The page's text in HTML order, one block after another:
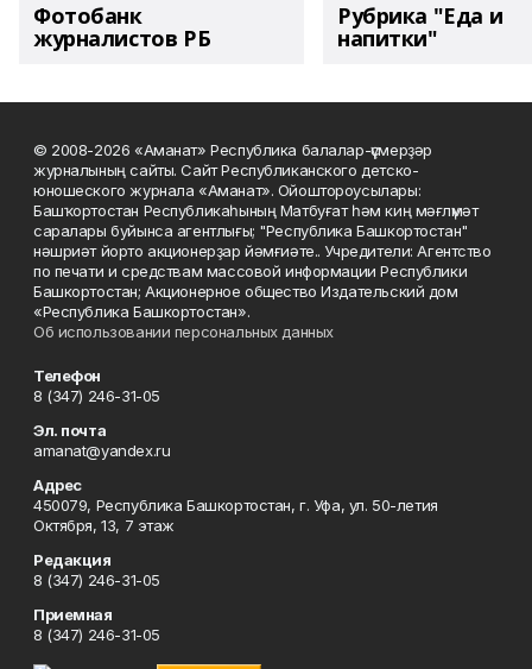
Фотобанк
журналистов РБ
Рубрика "Еда и
напитки"
© 2008-2026 «Аманат» Республика балалар-үҫмерҙәр
журналының сайты. Сайт Республиканского детско-
юношеского журнала «Аманат». Ойоштороусылары:
Башҡортостан Республикаһының Матбуғат һәм киң мәғлүмәт
саралары буйынса агентлығы; "Республика Башкортостан"
нәшриәт йорто акционерҙар йәмғиәте.. Учредители: Агентство
по печати и средствам массовой информации Республики
Башкортостан; Акционерное общество Издательский дом
«Республика Башкортостан».
Об использовании персональных данных
Телефон
8 (347) 246-31-05
Эл. почта
amanat@yandex.ru
Адрес
450079, Республика Башкортостан, г. Уфа, ул. 50-летия
Октября, 13, 7 этаж
Редакция
8 (347) 246-31-05
Приемная
8 (347) 246-31-05